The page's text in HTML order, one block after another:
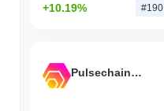
+10.19% #190
Pulsechain Bridged HEX (Pulsechain)